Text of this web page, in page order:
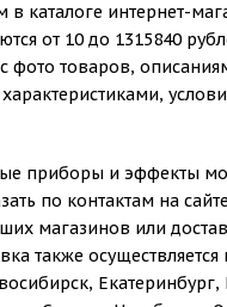
в каталоге интернет-
от 10 до 1315840
с фото товаров,
приборы и эффекты
по контактам на
магазинов или
также осуществляется